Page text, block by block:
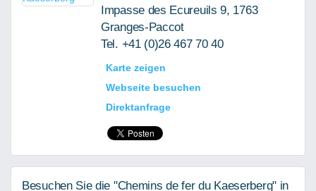
Impasse des Ecureuils 9, 1763
Granges-Paccot
Tel. +41 (0)26 467 70 40
Karte zeigen
Webseite besuchen
Direktanfrage
Besuchen Sie die "Chemins de fer du Kaeserberg" in